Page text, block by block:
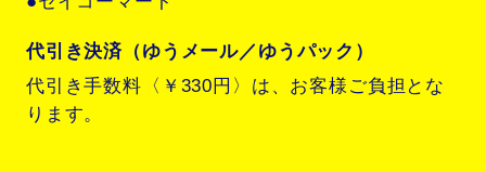
代引き決済（ゆうメール／ゆうパック）
代引き手数料〈￥330円〉は、お客様ご負担とな
ります。